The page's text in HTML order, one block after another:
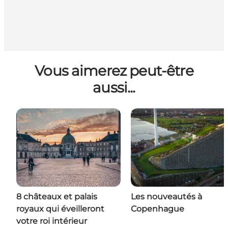
Vous aimerez peut-être
aussi...
8 châteaux et palais
royaux qui éveilleront
votre roi intérieur
Les nouveautés à
Copenhague